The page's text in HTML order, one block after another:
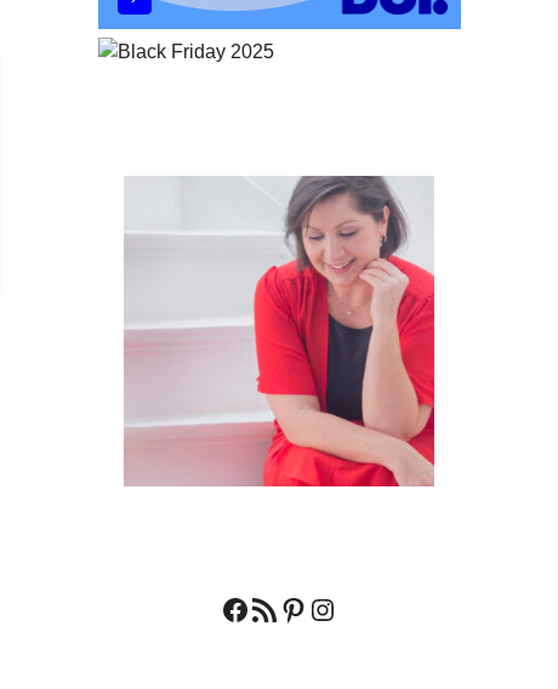
Facebook
RSS feedPinterest
Instagram